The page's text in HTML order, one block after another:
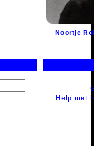
Noortje
Help met